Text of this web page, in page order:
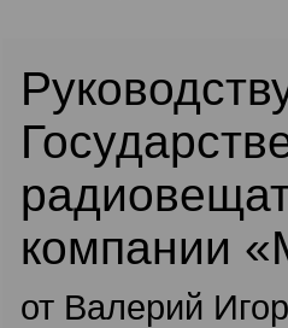
компании
от Валерий